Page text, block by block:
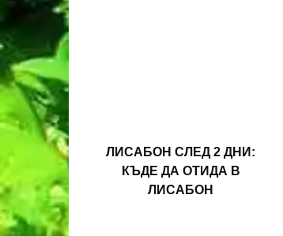
ЛИСАБОН СЛЕД 2 ДНИ:
КЪДЕ ДА ОТИДА В
ЛИСАБОН